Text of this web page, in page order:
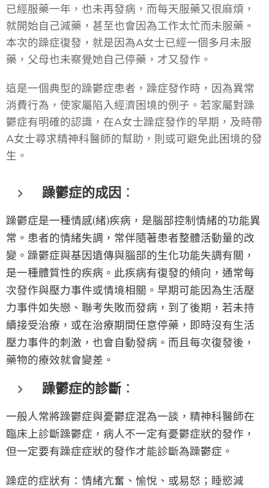
已經服藥一年，也未再發病，而每天服藥又很麻煩，
就開始自己減藥，甚至也會因為工作太忙而未服藥。
本次的躁症復發，就是因為A女士已經一個多月未服
藥，父母也未察覺她自己停藥，才又發作。
這是一個典型的躁鬱症患者，躁症發作時，因為異常
消費行為，使家屬陷入經濟困境的例子。若家屬對躁
鬱症有明確的認識，在A女士躁症發作的早期，及時帶
A女士尋求精神科醫師的幫助，則或可避免此困境的發
生。
躁鬱症的成因 ：
躁鬱症是一種情感(緒)疾病，是腦部控制情緒的功能異
常。患者的情緒失調，常伴隨著患者整體活動量的改
變。躁鬱症與基因遺傳與腦部的生化功能失調有關，
是一種體質性的疾病。此疾病有復發的傾向，通常每
次發作與壓力事件或情境相關。早期可能因為生活壓
力事件如失戀、聯考失敗而發病，到了後期，若未持
續接受治療，或在治療期間任意停藥，即時沒有生活
壓力事件的刺激，也會自動發病。而且每次復發後，
藥物的療效就會變差。
躁鬱症的診斷 ：
一般人常將躁鬱症與憂鬱症混為一談，精神科醫師在
臨床上診斷躁鬱症，病人不一定有憂鬱症狀的發作，
但一定要有躁症症狀的發作才能診斷為躁鬱症。
躁症的症狀有：情緒亢奮、愉悅、或易怒；睡慾減